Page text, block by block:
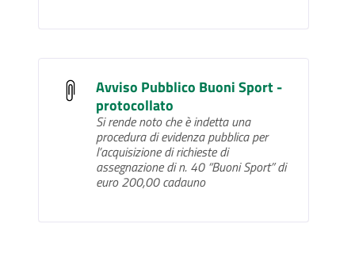
Avviso Pubblico Buoni Sport -
protocollato
Si rende noto che è indetta una
procedura di evidenza pubblica per
l’acquisizione di richieste di
assegnazione di n. 40 “Buoni Sport” di
euro 200,00 cadauno